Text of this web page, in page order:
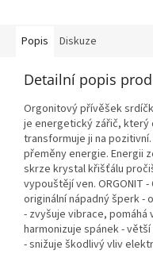
Popis Diskuze
Detailní popis
Orgonitový přívěšek
je energetický zářič, který
transformuje ji na
přeměny energie. Energii
skrze krystal křišťálu
vypouštějí ven. ORGONIT -
originální nápadný šperk -
- zvyšuje vibrace, pomáhá
harmonizuje spánek -
- snižuje škodlivý vliv